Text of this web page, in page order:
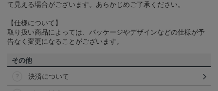
て見える場合がございます。あらかじめご了承ください。
【仕様について】
取り扱い商品によっては、パッケージやデザインなどの仕様が予
告なく変更になることがございます。
その他
決済について